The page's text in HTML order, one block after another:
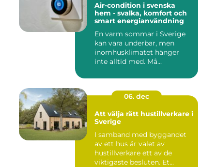
Air-condition i svenska
hem - svalka, komfort och
smart energianvändning
En varm sommar i Sverige
kan vara underbar, men
inomhusklimatet hänger
inte alltid med. Må...
06. dec
Att välja rätt hustillverkare i
Sverige
I samband med byggandet
av ett hus är valet av
hustillverkare ett av de
viktigaste besluten. Et...